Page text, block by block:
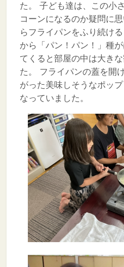
た。
子ども達は、この小
コーンになるのか疑問に
らフライパンをふり続け
から「パン！パン！」種
てくると部屋の中は大き
た。
フライパンの蓋を開
がった美味しそうなポッ
なっていました。